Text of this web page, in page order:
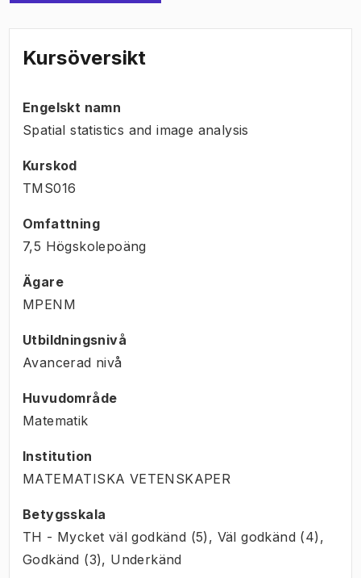
Kursöversikt
Engelskt namn
Spatial statistics and image analysis
Kurskod
TMS016
Omfattning
7,5 Högskolepoäng
Ägare
MPENM
Utbildningsnivå
Avancerad nivå
Huvudområde
Matematik
Institution
MATEMATISKA VETENSKAPER
Betygsskala
TH - Mycket väl godkänd (5), Väl godkänd (4),
Godkänd (3), Underkänd